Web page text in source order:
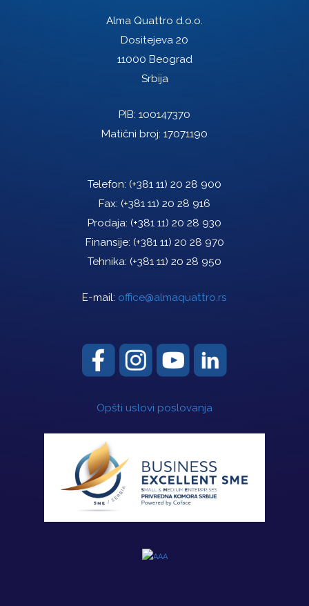
Alma Quattro d.o.o.
Dositejeva 20
11000 Beograd
Srbija
PIB: 100147370
Matični broj: 17071190
Telefon: (+381 11) 20 28 900
Fax: (+381 11) 20 28 916
Prodaja: (+381 11) 20 28 930
Finansije: (+381 11) 20 28 970
Tehnika: (+381 11) 20 28 950
E-mail: office@almaquattro.rs
Opšti uslovi poslovanja